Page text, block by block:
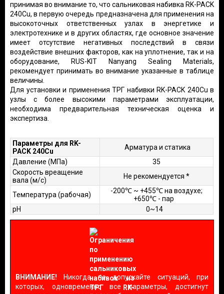
принимая во внимание то, что сальниковая набивка RK-PACK
240Cu, в первую очередь предназначена для применения на
высокоточных ответственных узлах в энергетике и
электротехнике и в других областях, где основное значение
имеет отсутствие негативных последствий в связи
воздействие внешних факторов, как на уплотнение, так и на
оборудование, RUS-KIT Nanyang Sealing Materials,
рекомендует принимать во внимание указанные в таблице
величины.
Для установки и применения ТРГ набивки RK-PACK 240Cu в
узлы с более высокими параметрами эксплуатации,
необходима предварительная техническая оценка и
экспертиза.
Параметры для RK-
PACK 240Cu
Арматура и статика
Давление (МПа)
35
Скорость вреащение
вала (м/с)
Не рекомендуется *
Температура (рабочая)
-200℃ ~ +455℃ на воздухе;
+650℃ - пар
рН
0~14
ВНИМАНИЕ! Никогда не допускайте ситуаций, при
которых, одновременно все параметры, достигнут